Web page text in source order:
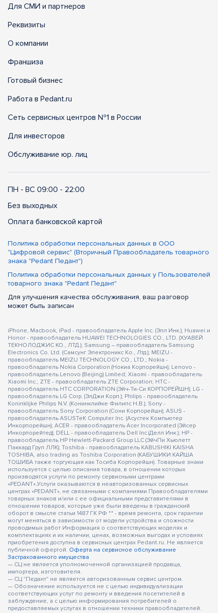
Для СМИ и партнеров
Реквизиты
О компании
Франшиза
Готовый бизнес
Работа в Pedant.ru
Сеть сервисных центров №1 в России
Для инвесторов
Обслуживание юр. лиц
ПН - ВС 09:00 - 22:00
Без выходных
Оплата банковской картой
Политика обработки персональных данных в ООО
"Цифровой сервис" (Вторичный Правообладатель товарного
знака "Pedant Педант")
Политика обработки персональных данных у Пользователей
товарного знака "Pedant Педант"
Для улучшения качества обслуживания, ваш разговор
может быть записан
iPhone, Macbook, iPad - правообладатель Apple Inc. (Эпл Инк.); Huawei и
Honor - правообладатель HUAWEI TECHNOLOGIES CO., LTD. (ХУАВЕЙ
ТЕКНОЛОДЖИС КО., ЛТД.); Samsung – правообладатель Samsung
Electronics Co. Ltd. (Самсунг Электроникс Ко., Лтд.); MEIZU -
правообладатель MEIZU TECHNOLOGY CO., LTD.; Nokia -
правообладатель Nokia Corporation (Нокиа Корпорейшн); Lenovo -
правообладатель Lenovo (Beijing) Limited; Xiaomi - правообладатель
Xiaomi Inc.; ZTE - правообладатель ZTE Corporation; HTC -
правообладатель HTC CORPORATION (Эйч-Ти-Си КОРПОРЕЙШН); LG -
правообладатель LG Corp. (ЭлДжи Корп.); Philips - правообладатель
Koninklijke Philips N.V. (Конинклийке Филипс Н.В.); Sony -
правообладатель Sony Corporation (Сони Корпорейшн); ASUS -
правообладатель ASUSTeK Computer Inc. (Асустек Компьютер
Инкорпорейшн); ACER - правообладатель Acer Incorporated (Эйсер
Инкорпорейтед); DELL - правообладатель Dell Inc.(Делл Инк.); HP -
правообладатель HP Hewlett-Packard Group LLC (ЭйчПи Хьюлетт
Паккард Груп ЛЛК); Toshiba - правообладатель KABUSHIKI KAISHA
TOSHIBA, also trading as Toshiba Corporation (КАБУШИКИ КАЙША
ТОШИБА также торгующая как Тосиба Корпорейшн). Товарные знаки
используется с целью описания товара, в отношении которых
производятся услуги по ремонту сервисными центрами
«PEDANT».Услуги оказываются в неавторизованных сервисных
центрах «PEDANT», не связанными с компаниями Правообладателями
товарных знаков и/или с ее официальными представителями в
отношении товаров, которые уже были введены в гражданский
оборот в смысле статьи 1487 ГК РФ ** - время ремонта, срок гарантии
могут меняться в зависимости от модели устройства и сложности
проводимых работ Информация о соответствующих моделях и
комплектациях и их наличии, ценах, возможных выгодах и условиях
приобретения доступна в сервисных центрах Pedant.ru. Не является
публичной офертой. Оферта на сервисное обслуживание
Застрахованного имущества
— СЦ не является уполномоченной организацией продавца,
импортера, изготовителя.
— СЦ "Педант" не является авторизованным сервис центром.
— Обозначение используется не с целью индивидуализации
соответствующих услуг по ремонту и введения посетителей в
заблуждение, а с целью информирования потребителей о
предоставляемых услугах в отношении техники правообладателей.